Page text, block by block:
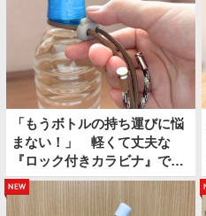
「もうボトルの持ち運びに悩
まない！」 軽くて丈夫な
『ロック付きカラビナ』で夏
のお出かけが快適になる